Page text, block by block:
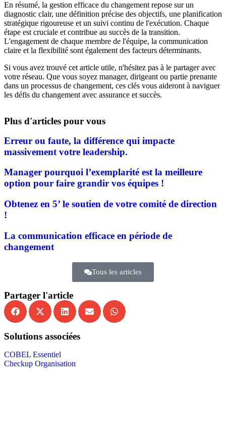
En résumé, la gestion efficace du changement repose sur un
diagnostic clair, une définition précise des objectifs, une planification
stratégique rigoureuse et un suivi continu de l'exécution. Chaque
étape est cruciale et contribue au succès de la transition.
L'engagement de chaque membre de l'équipe, la communication
claire et la flexibilité sont également des facteurs déterminants.
Si vous avez trouvé cet article utile, n'hésitez pas à le partager avec
votre réseau. Que vous soyez manager, dirigeant ou partie prenante
dans un processus de changement, ces clés vous aideront à naviguer
les défis du changement avec assurance et succès.
Plus d'articles pour vous
Erreur ou faute, la différence qui impacte
massivement votre leadership.
Manager pourquoi l’exemplarité est la meilleure
option pour faire grandir vos équipes !
Obtenez en 5’ le soutien de votre comité de direction
!
La communication efficace en période de
changement
Tous les articles
Partager l'article
Solutions associées
COBEL Essentiel
Checkup Organisation